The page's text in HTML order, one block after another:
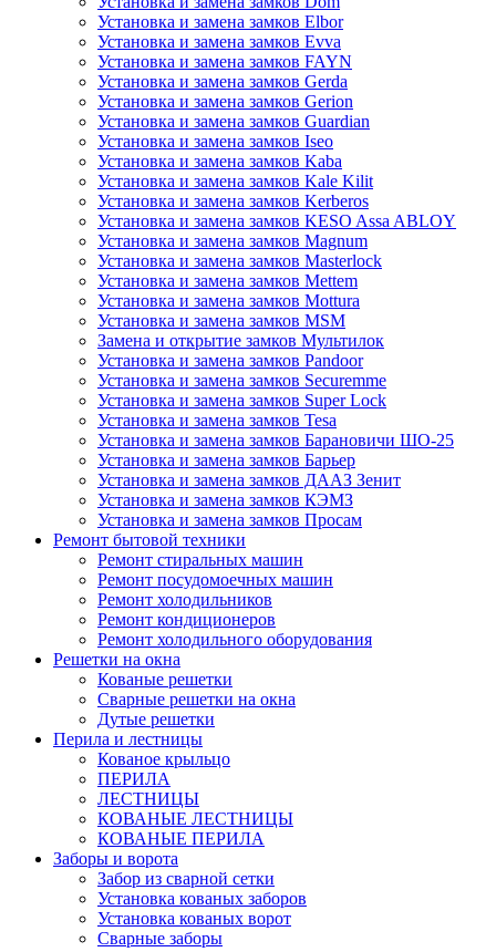
Установка и замена замков Elbor
Установка и замена замков Evva
Установка и замена замков FAYN
Установка и замена замков Gerda
Установка и замена замков Gerion
Установка и замена замков Guardian
Установка и замена замков Iseo
Установка и замена замков Kaba
Установка и замена замков Kale Kilit
Установка и замена замков Kerberos
Установка и замена замков KESO Assa ABLOY
Установка и замена замков Magnum
Установка и замена замков Masterlock
Установка и замена замков Mettem
Установка и замена замков Mottura
Установка и замена замков MSM
Замена и открытие замков Мультилок
Установка и замена замков Pandoor
Установка и замена замков Securemme
Установка и замена замков Super Lock
Установка и замена замков Tesa
Установка и замена замков Барановичи ШО-25
Установка и замена замков Барьер
Установка и замена замков ДААЗ Зенит
Установка и замена замков КЭМЗ
Установка и замена замков Просам
Ремонт бытовой техники
Ремонт стиральных машин
Ремонт посудомоечных машин
Ремонт холодильников
Ремонт кондиционеров
Ремонт холодильного оборудования
Решетки на окна
Кованые решетки
Сварные решетки на окна
Дутые решетки
Перила и лестницы
Кованое крыльцо
ПЕРИЛА
ЛЕСТНИЦЫ
КОВАНЫЕ ЛЕСТНИЦЫ
КОВАНЫЕ ПЕРИЛА
Заборы и ворота
Забор из сварной сетки
Установка кованых заборов
Установка кованых ворот
Сварные заборы